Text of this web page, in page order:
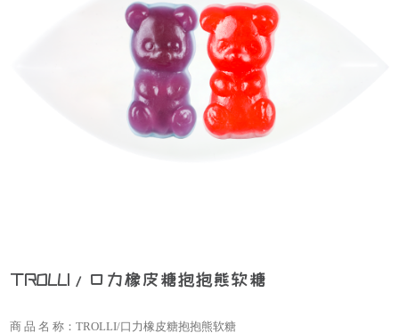
TROLLI/口力橡皮糖抱抱熊软糖
商 品 名 称：TROLLI/口力橡皮糖抱抱熊软糖